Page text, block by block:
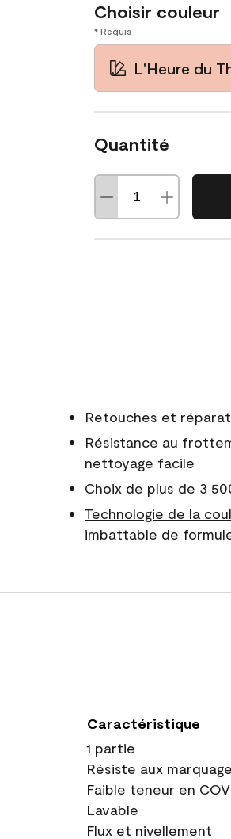
Choisir couleur
* Requis
L'Heure du
Quantité
Retouches et
Résistance au
nettoyage facile
Choix de plus de 3
Technologie de la
imbattable de
Caractéristique
1 partie
Résiste aux
Faible teneur en COV
Lavable
Flux et nivellement